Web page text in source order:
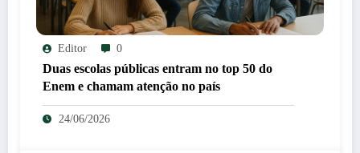
Editor 0
Duas escolas públicas entram no top 50 do
Enem e chamam atenção no país
24/06/2026